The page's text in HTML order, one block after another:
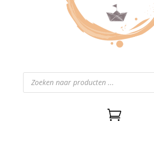
Producten
zoeken
